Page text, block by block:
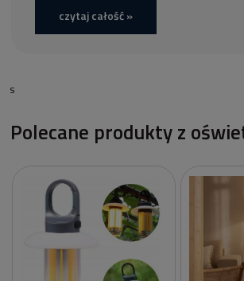
czytaj całość »
s
Polecane produkty z